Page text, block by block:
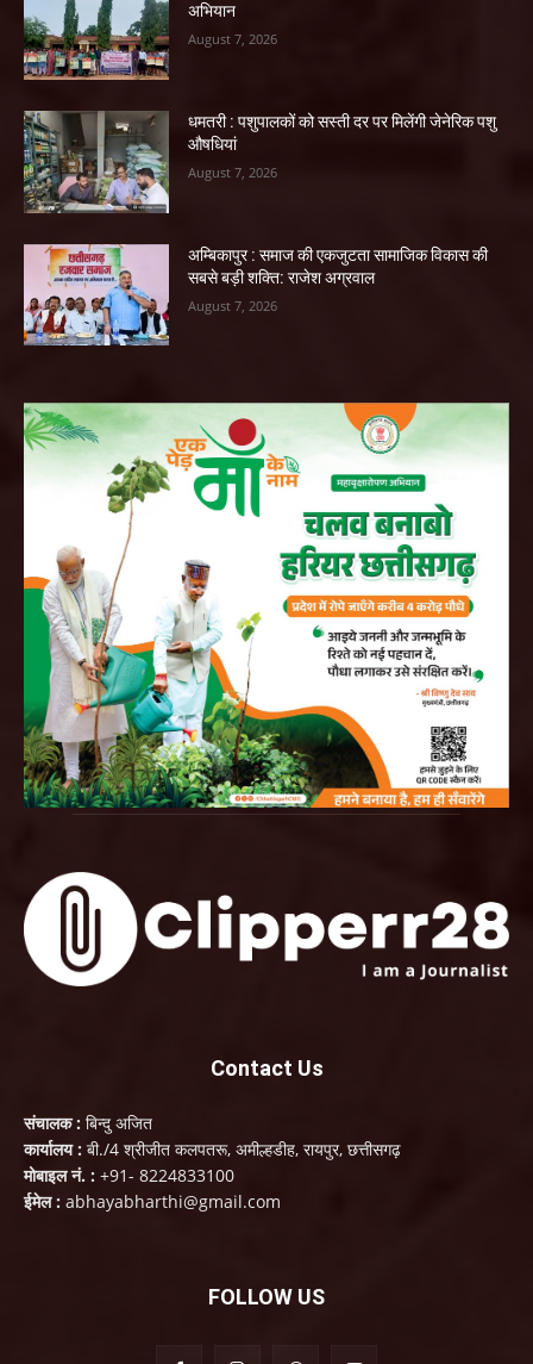
अभियान
August 7, 2026
धमतरी : पशुपालकों को सस्ती दर पर मिलेंगी जेनेरिक पशु
औषधियां
August 7, 2026
अम्बिकापुर : समाज की एकजुटता सामाजिक विकास की
सबसे बड़ी शक्ति: राजेश अग्रवाल
August 7, 2026
Contact Us
संचालक : बिन्दु अजित
कार्यालय : बी./4 श्रीजीत कलपतरू, अमील्हडीह, रायपुर, छत्तीसगढ़
मोबाइल नं. : +91- 8224833100
ईमेल : abhayabharthi@gmail.com
FOLLOW US